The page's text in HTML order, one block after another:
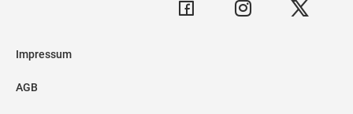
Impressum
AGB